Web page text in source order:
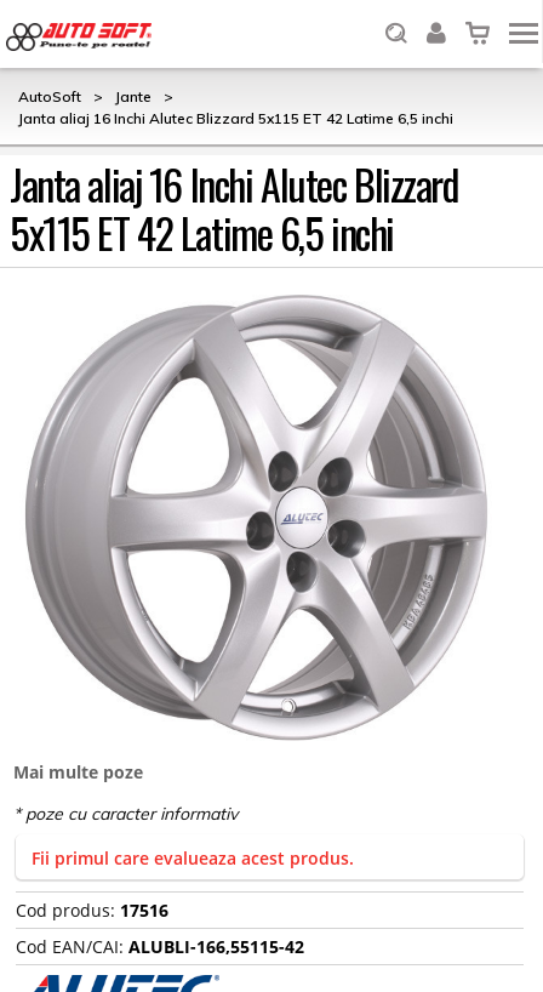
AutoSoft > Jante
>
Janta aliaj 16 Inchi Alutec Blizzard 5x115 ET 42 Latime 6,5 inchi
Janta aliaj 16 Inchi Alutec Blizzard
5x115 ET 42 Latime 6,5 inchi
Mai multe poze
Fii primul care evalueaza acest produs.
Cod produs: 17516
Cod EAN/CAI: ALUBLI-166,55115-42